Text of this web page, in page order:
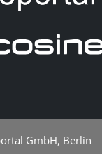
GmbH, Berlin